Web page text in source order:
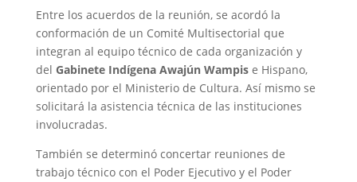
Entre los acuerdos de la reunión, se acordó la
conformación de un Comité Multisectorial que
integran al equipo técnico de cada organización y
del Gabinete Indígena Awajún Wampis e Hispano,
orientado por el Ministerio de Cultura. Así mismo se
solicitará la asistencia técnica de las instituciones
involucradas.
También se determinó concertar reuniones de
trabajo técnico con el Poder Ejecutivo y el Poder